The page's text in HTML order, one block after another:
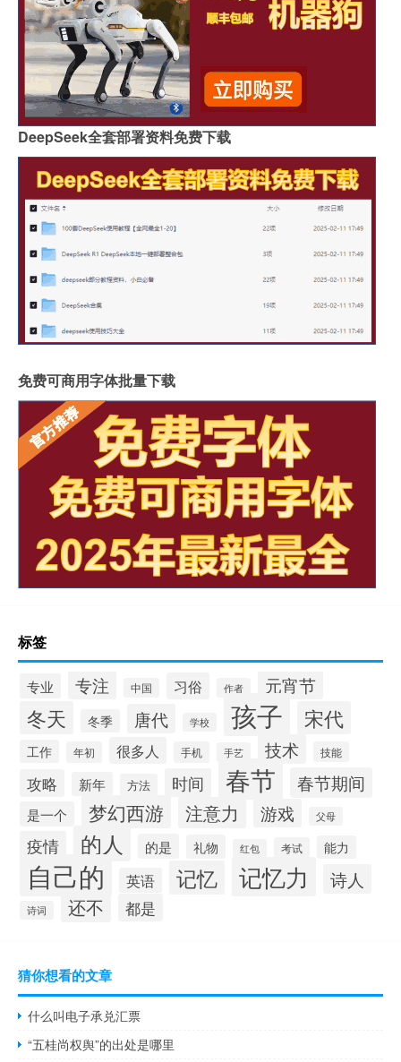
DeepSeek全套部署资料免费下载
免费可商用字体批量下载
标签
专业 专注 中国 习俗 作者 元宵节
冬天 冬季 唐代 学校 孩子 宋代
工作 年初 很多人 手机 手艺 技术 技能
攻略 新年 方法 时间 春节 春节期间
是一个 梦幻西游 注意力 游戏 父母
疫情 的人 的是 礼物 红包 考试 能力
自己的 英语 记忆 记忆力 诗人
诗词 还不 都是
猜你想看的文章
什么叫电子承兑汇票
“五桂尚权舆”的出处是哪里